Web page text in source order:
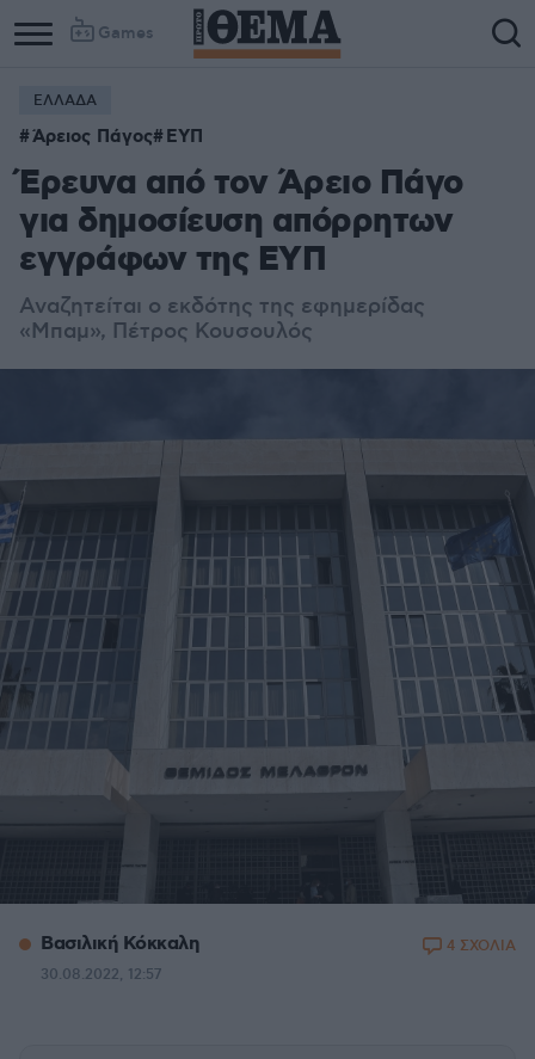
Games
ΕΛΛΑΔΑ
Άρειος Πάγος ΕΥΠ
Έρευνα από τον Άρειο Πάγο
για δημοσίευση απόρρητων
εγγράφων της ΕΥΠ
Αναζητείται ο εκδότης της εφημερίδας
«Μπαμ», Πέτρος Κουσουλός
Βασιλική Κόκκαλη
30.08.2022, 12:57
4 ΣΧΟΛΙΑ